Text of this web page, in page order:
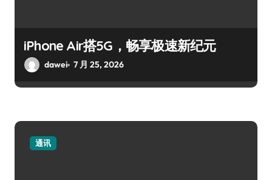
iPhone Air搭5G，畅享极速新纪元
dawei 7 月 25, 2026
通讯